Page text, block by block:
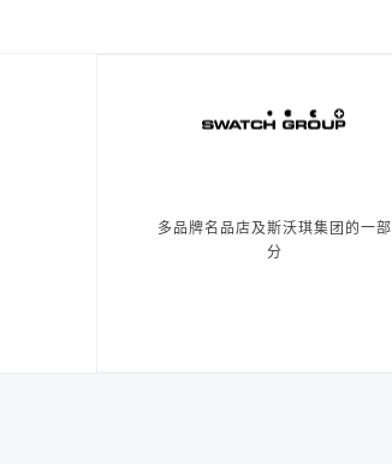
多品牌名品店及斯沃琪集团的一部
分